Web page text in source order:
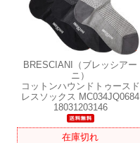
BRESCIANI（ブレッシアー
ニ）
コットンハウンドトゥースド
レスソックス MC034JQ0684
18031203146
在庫切れ